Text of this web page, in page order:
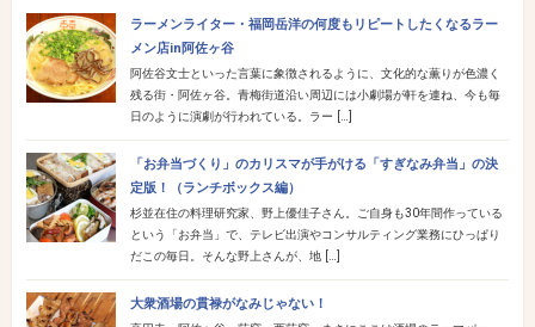
ラーメンライター・福岡岳洋の何度もリピートしたくなるラー
メン店in阿佐ヶ谷
阿佐谷文士といった言葉に象徴されるように、文化的な薫りが色濃く
残る街・阿佐ヶ谷。青梅街道沿い周辺には小劇場が軒を連ね、今も毎
日のように演劇が行われている。ラー […]
「お弁当づくり」のカリスマが手がける「すぎなみ弁当」の決
定版！（ランチボックス編）
杉並在住の料理研究家、野上優佳子さん。ご自身も30年間作っている
という「お弁当」で、テレビ出演やコンサルティング業務にひっぱり
だこの毎日。そんな野上さんが、地 […]
大衆酒場の貫禄がなみじゃない！